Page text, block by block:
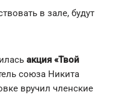
в зале, будут
акция «Твой
союза Никита
вручил членские